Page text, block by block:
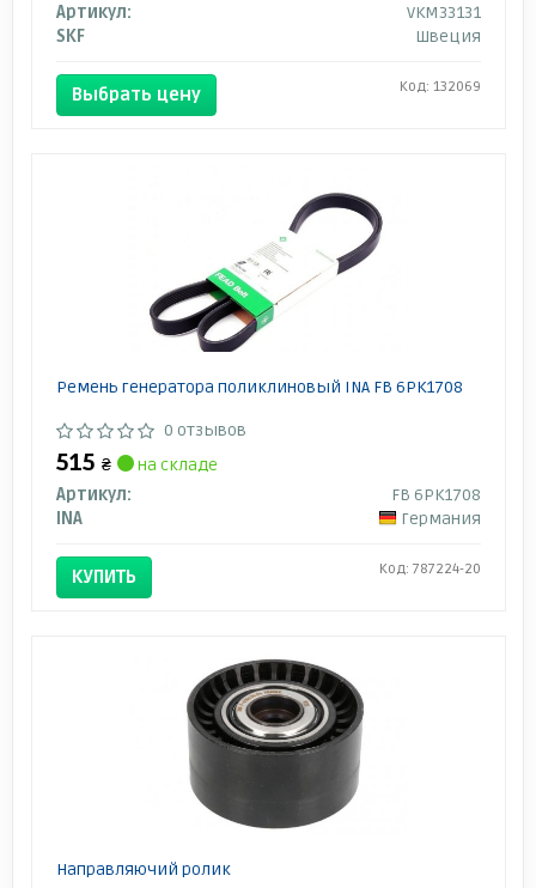
Артикул:
VKM33131
SKF
Швеция
Выбрать цену Код: 132069
Ремень генератора поликлиновый INA FB 6PK1708
0 отзывов
515 ₴
на складе
Артикул:
FB 6PK1708
INA
Германия
КУПИТЬ Код: 787224-20
Направляючий ролик